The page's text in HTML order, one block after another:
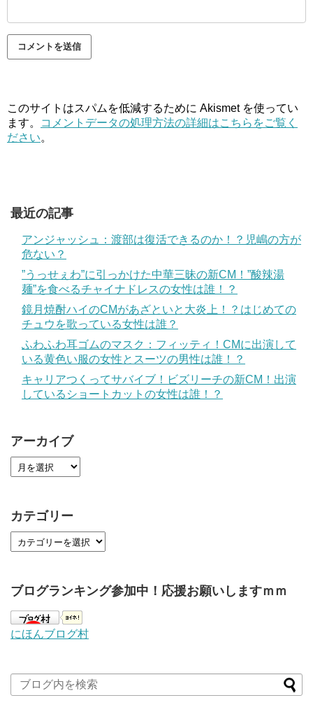
このサイトはスパムを低減するために Akismet を使ってい
ます。
コメントデータの処理方法の詳細はこちらをご覧く
ださい。
最近の記事
アンジャッシュ：渡部は復活できるのか！？児嶋の方が
危ない？
”うっせぇわ”に引っかけた中華三昧の新CM！”酸辣湯
麺”を食べるチャイナドレスの女性は誰！？
鏡月焼酎ハイのCMがあざといと大炎上！？はじめての
チュウを歌っている女性は誰？
ふわふわ耳ゴムのマスク：フィッティ！CMに出演して
いる黄色い服の女性とスーツの男性は誰！？
キャリアつくってサバイブ！ビズリーチの新CM！出演
しているショートカットの女性は誰！？
アーカイブ
カテゴリー
ブログランキング参加中！応援お願いしますｍｍ
にほんブログ村